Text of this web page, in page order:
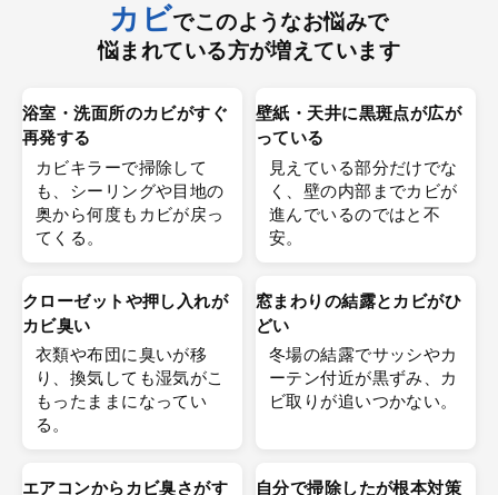
カビでこのようなお悩みで
悩まれている方が増えています
浴室・洗面所のカビがすぐ
再発する
カビキラーで掃除して
も、シーリングや目地の
奥から何度もカビが戻っ
てくる。
壁紙・天井に黒斑点が広が
っている
見えている部分だけでな
く、壁の内部までカビが
進んでいるのではと不
安。
クローゼットや押し入れが
カビ臭い
衣類や布団に臭いが移
り、換気しても湿気がこ
もったままになってい
る。
窓まわりの結露とカビがひ
どい
冬場の結露でサッシやカ
ーテン付近が黒ずみ、カ
ビ取りが追いつかない。
エアコンからカビ臭さがす
自分で掃除したが根本対策